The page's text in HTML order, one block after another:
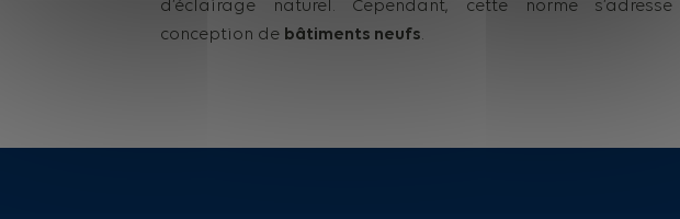
d’éclairage naturel. Cependant, cette norme
conception de bâtiments neufs.